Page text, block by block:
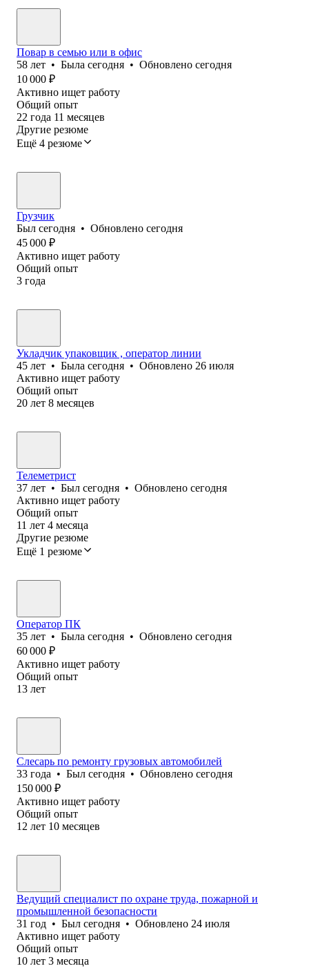
Повар в семью или в офис
58 лет • Была сегодня • Обновлено сегодня
10 000 ₽
Активно ищет работу
Общий опыт
22 года 11 месяцев
Другие резюме
Ещё 4 резюме
Грузчик
Был сегодня • Обновлено сегодня
45 000 ₽
Активно ищет работу
Общий опыт
3 года
Укладчик упаковщик , оператор линии
45 лет • Была сегодня • Обновлено 26 июля
Активно ищет работу
Общий опыт
20 лет 8 месяцев
Телеметрист
37 лет • Был сегодня • Обновлено сегодня
Активно ищет работу
Общий опыт
11 лет 4 месяца
Другие резюме
Ещё 1 резюме
Оператор ПК
35 лет • Была сегодня • Обновлено сегодня
60 000 ₽
Активно ищет работу
Общий опыт
13 лет
Слесарь по ремонту грузовых автомобилей
33 года • Был сегодня • Обновлено сегодня
150 000 ₽
Активно ищет работу
Общий опыт
12 лет 10 месяцев
Ведущий специалист по охране труда, пожарной и
промышленной безопасности
31 год • Был сегодня • Обновлено 24 июля
Активно ищет работу
Общий опыт
10 лет 3 месяца